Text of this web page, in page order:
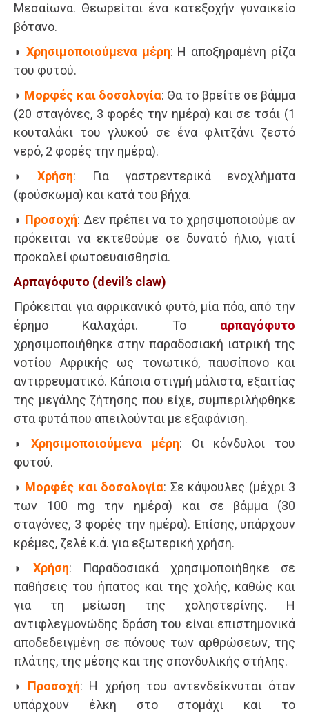
Μεσαίωνα. Θεωρείται ένα κατεξοχήν γυναικείο
βότανο.
◗ Χρησιμοποιούμενα μέρη: Η αποξηραμένη ρίζα
του φυτού.
◗ Μορφές και δοσολογία: Θα το βρείτε σε βάμμα
(20 σταγόνες, 3 φορές την ημέρα) και σε τσάι (1
κουταλάκι του γλυκού σε ένα φλιτζάνι ζεστό
νερό, 2 φορές την ημέρα).
◗Χρήση: Για γαστρεντερικά ενοχλήματα
(φούσκωμα) και κατά του βήχα.
◗ Προσοχή: Δεν πρέπει να το χρησιμοποιούμε αν
πρόκειται να εκτεθούμε σε δυνατό ήλιο, γιατί
προκαλεί φωτοευαισθησία.
Αρπαγόφυτο (devil’s claw)
Πρόκειται για αφρικανικό φυτό, μία πόα, από την
έρημο Καλαχάρι. Το αρπαγόφυτο
χρησιμοποιήθηκε στην παραδοσιακή ιατρική της
νοτίου Αφρικής ως τονωτικό, παυσίπονο και
αντιρρευματικό. Κάποια στιγμή μάλιστα, εξαιτίας
της μεγάλης ζήτησης που είχε, συμπεριλήφθηκε
στα φυτά που απειλούνται με εξαφάνιση.
◗ Χρησιμοποιούμενα μέρη: Οι κόνδυλοι του
φυτού.
◗ Μορφές και δοσολογία: Σε κάψουλες (μέχρι 3
των 100 mg την ημέρα) και σε βάμμα (30
σταγόνες, 3 φορές την ημέρα). Επίσης, υπάρχουν
κρέμες, ζελέ κ.ά. για εξωτερική χρήση.
◗ Χρήση: Παραδοσιακά χρησιμοποιήθηκε σε
παθήσεις του ήπατος και της χολής, καθώς και
για τη μείωση της χοληστερίνης. Η
αντιφλεγμονώδης δράση του είναι επιστημονικά
αποδεδειγμένη σε πόνους των αρθρώσεων, της
πλάτης, της μέσης και της σπονδυλικής στήλης.
◗ Προσοχή: Η χρήση του αντενδείκνυται όταν
υπάρχουν έλκη στο στομάχι και το